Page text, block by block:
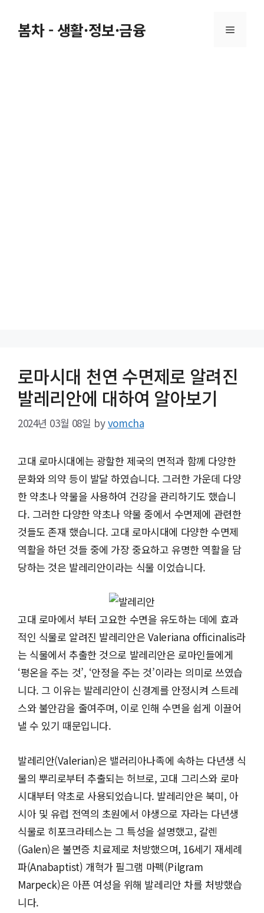
봄차 - 생활·정보·금융 Menu
로마시대 천연 수면제로 알려진
발레리안에 대하여 알아보기
2024년 03월 08일 byvomcha
고대 로마시대에는 광할한 제국의 면적과 함께 다양한
문화와 의약 등이 발달 하였습니다. 그러한 가운데 다양
한 약초나 약물을 사용하여 건강을 관리하기도 했습니
다. 그러한 다양한 약초나 약물 중에서 수면제에 관련한
것들도 존재 했습니다. 고대 로마시대에 다양한 수면제
역활을 하던 것들 중에 가장 중요하고 유명한 역활을 담
당하는 것은 발레리안이라는 식물 이었습니다.
고대 로마에서 부터 고요한 수면을 유도하는 데에 효과
적인 식물로 알려진 발레리안은 Valeriana officinalis라
는 식물에서 추출한 것으로 발레리안은 로마인들에게
‘평온을 주는 것’, ‘안정을 주는 것’이라는 의미로 쓰였습
니다. 그 이유는 발레리안이 신경계를 안정시켜 스트레
스와 불안감을 줄여주며, 이로 인해 수면을 쉽게 이끌어
낼 수 있기 때문입니다.
발레리안(Valerian)은 밸러리아나족에 속하는 다년생 식
물의 뿌리로부터 추출되는 허브로, 고대 그리스와 로마
시대부터 약초로 사용되었습니다. 발레리안은 북미, 아
시아 및 유럽 전역의 초원에서 야생으로 자라는 다년생
식물로 히포크라테스는 그 특성을 설명했고, 갈렌
(Galen)은 불면증 치료제로 처방했으며, 16세기 재세례
파(Anabaptist) 개혁가 필그램 마펙(Pilgram
Marpeck)은 아픈 여성을 위해 발레리안 차를 처방했습
니다.